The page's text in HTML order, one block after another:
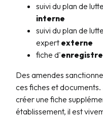
suivi du plan de
interne
suivi du plan de
expert externe
fiche d'
Des amendes
ces fiches et
créer une fiche
établissement, il est